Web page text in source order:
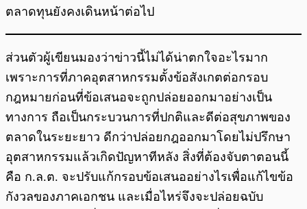
ตลาดทุนยังคงเดินหน้าต่อไป
ส่วนตัวผู้เขียนมองว่าข่าวนี้ไม่ได้น่าตกใจอะไรมาก
เพราะการที่ภาคอุตสาหกรรมตั้งข้อสังเกตต่อกรอบ
กฎหมายก่อนที่ข้อเสนอจะถูกปล่อยออกมาอย่างเป็น
ทางการ ถือเป็นกระบวนการที่ปกติและดีต่อสุขภาพของ
ตลาดในระยะยาว ดีกว่าปล่อยกฎออกมาโดยไม่ปรึกษา
อุตสาหกรรมแล้วเกิดปัญหาทีหลัง สิ่งที่ต้องจับตาตอนนี้
คือ ก.ล.ต. จะปรับแก้กรอบข้อเสนออย่างไรเพื่อแก้ไขข้อ
กังวลของภาคเอกชน และเมื่อไหร่จึงจะปล่อยฉบับ